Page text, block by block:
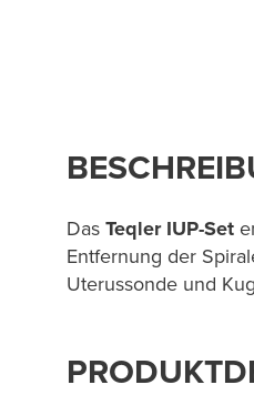
Das Teqler IUP-Set
Entfernung der
Uterussonde und